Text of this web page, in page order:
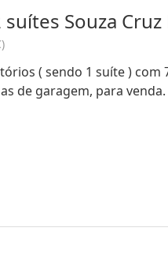
Souza
( sendo 1 suíte ) com
de garagem, para